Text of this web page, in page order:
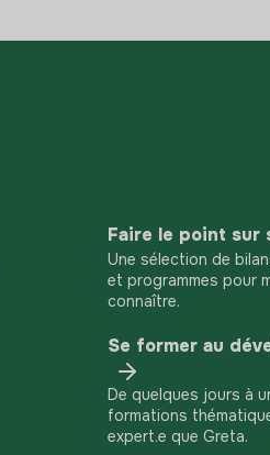
Faire le point sur
Une sélection de
et programmes pour
connaître.
Se former au
De quelques jours à
formations
expert.e que Greta.